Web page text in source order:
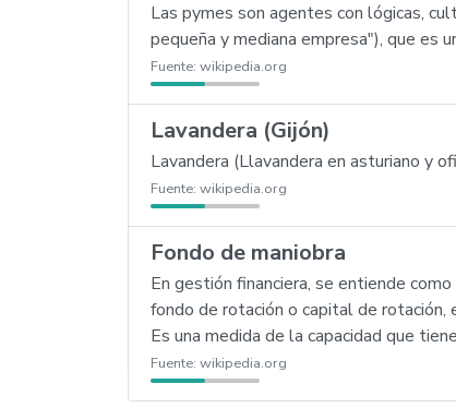
Las pymes son agentes con lógicas,
pequeña y mediana empresa"), que es
Fuente: wikipedia.org
Lavandera (Gijón)
Lavandera (Llavandera en asturiano y
Fuente: wikipedia.org
Fondo de maniobra
En gestión financiera, se entiende
fondo de rotación o capital de rotación,
Es una medida de la capacidad que
Fuente: wikipedia.org